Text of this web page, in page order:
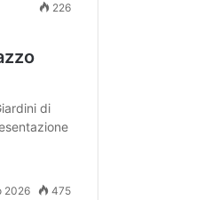
226
di
2026 475